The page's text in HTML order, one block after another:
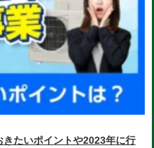
たいポイントや2023年に行